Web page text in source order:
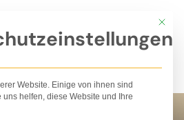
Mit
Website. Einige von ihnen sind
helfen, diese Website und Ihre